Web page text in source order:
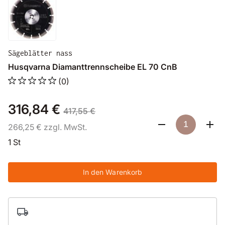
Sägeblätter nass
Husqvarna Diamanttrennscheibe EL 70 CnB
(0)
316,84 € 417,55 €
266,25 € zzgl. MwSt.
1 St
In den Warenkorb